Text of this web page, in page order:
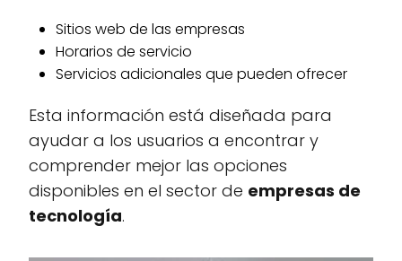
Sitios web de las empresas
Horarios de servicio
Servicios adicionales que pueden ofrecer
Esta información está diseñada para
ayudar a los usuarios a encontrar y
comprender mejor las opciones
disponibles en el sector de empresas de
tecnología.